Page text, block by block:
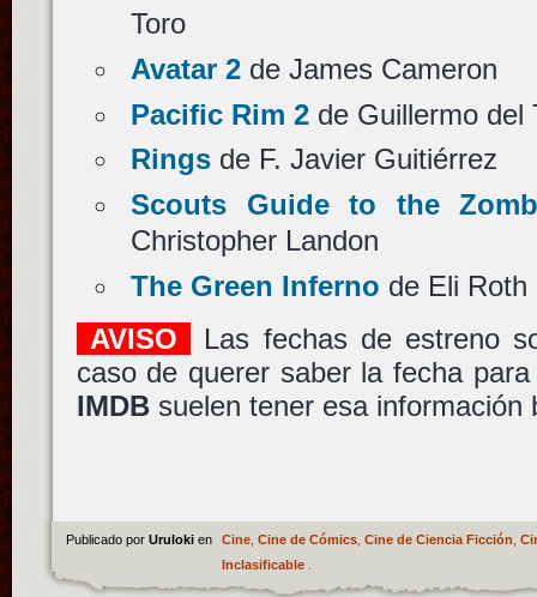
Toro
Avatar 2de James Cameron
Pacific Rim 2de Guillermo del
Ringsde F. Javier Guitiérrez
Scouts Guide to the
Christopher Landon
The Green Inferno de Eli Roth
AVISO
Las fechas de estreno
caso de querer saber la fecha
IMDBsuelen tener esa información
Publicado por Uruloki en Cine, Cine de Cómics, Cine de Ciencia Ficción
Inclasificable.